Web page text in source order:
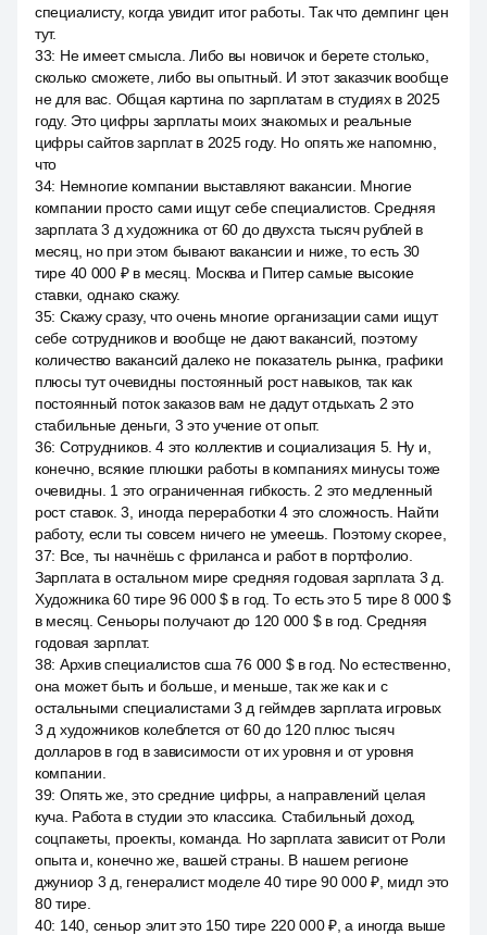
специалисту, когда увидит итог работы. Так что демпинг цен
тут.
33: Не имеет смысла. Либо вы новичок и берете столько,
сколько сможете, либо вы опытный. И этот заказчик вообще
не для вас. Общая картина по зарплатам в студиях в 2025
году. Это цифры зарплаты моих знакомых и реальные
цифры сайтов зарплат в 2025 году. Но опять же напомню,
что
34: Немногие компании выставляют вакансии. Многие
компании просто сами ищут себе специалистов. Средняя
зарплата 3 д художника от 60 до двухста тысяч рублей в
месяц, но при этом бывают вакансии и ниже, то есть 30
тире 40 000 ₽ в месяц. Москва и Питер самые высокие
ставки, однако скажу.
35: Скажу сразу, что очень многие организации сами ищут
себе сотрудников и вообще не дают вакансий, поэтому
количество вакансий далеко не показатель рынка, графики
плюсы тут очевидны постоянный рост навыков, так как
постоянный поток заказов вам не дадут отдыхать 2 это
стабильные деньги, 3 это учение от опыт.
36: Сотрудников. 4 это коллектив и социализация 5. Ну и,
конечно, всякие плюшки работы в компаниях минусы тоже
очевидны. 1 это ограниченная гибкость. 2 это медленный
рост ставок. 3, иногда переработки 4 это сложность. Найти
работу, если ты совсем ничего не умеешь. Поэтому скорее,
37: Все, ты начнёшь с фриланса и работ в портфолио.
Зарплата в остальном мире средняя годовая зарплата 3 д.
Художника 60 тире 96 000 $ в год. То есть это 5 тире 8 000 $
в месяц. Сеньоры получают до 120 000 $ в год. Средняя
годовая зарплат.
38: Архив специалистов сша 76 000 $ в год. No естественно,
она может быть и больше, и меньше, так же как и с
остальными специалистами 3 д геймдев зарплата игровых
3 д художников колеблется от 60 до 120 плюс тысяч
долларов в год в зависимости от их уровня и от уровня
компании.
39: Опять же, это средние цифры, а направлений целая
куча. Работа в студии это классика. Стабильный доход,
соцпакеты, проекты, команда. Но зарплата зависит от Роли
опыта и, конечно же, вашей страны. В нашем регионе
джуниор 3 д, генералист моделе 40 тире 90 000 ₽, мидл это
80 тире.
40: 140, сеньор элит это 150 тире 220 000 ₽, а иногда выше